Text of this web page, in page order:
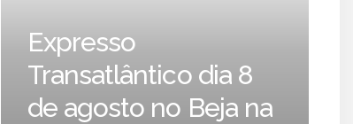
Expresso
Transatlântico dia 8
de agosto no Beja na